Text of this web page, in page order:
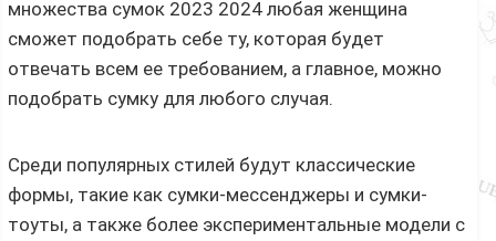
множества сумок 2023 2024 любая женщина
сможет подобрать себе ту, которая будет
отвечать всем ее требованием, а главное, можно
подобрать сумку для любого случая.
Среди популярных стилей будут классические
формы, такие как сумки-мессенджеры и сумки-
тоуты, а также более экспериментальные модели с